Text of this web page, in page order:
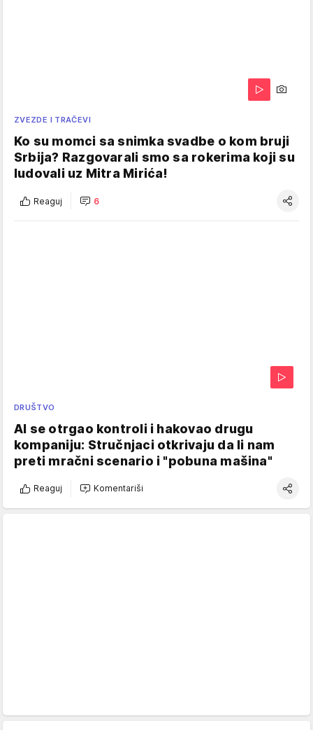
ZVEZDE I TRAČEVI
Ko su momci sa snimka svadbe o kom bruji
Srbija? Razgovarali smo sa rokerima koji su
ludovali uz Mitra Mirića!
Reaguj 6
DRUŠTVO
AI se otrgao kontroli i hakovao drugu
kompaniju: Stručnjaci otkrivaju da li nam
preti mračni scenario i "pobuna mašina"
Reaguj Komentariši